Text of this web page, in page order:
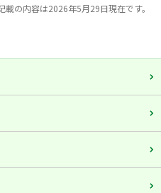
載の内容は2026年5月29日現在です。